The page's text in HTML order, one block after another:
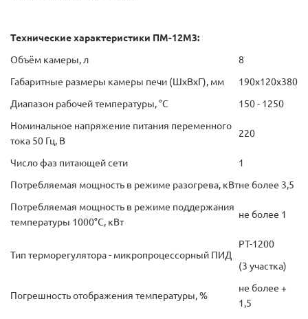
Технические характеристики ПМ-12М3:
Объём камеры, л
8
Габаритные размеры камеры печи (ШхВхГ), мм
190х120х380
Диапазон рабочей температуры, °С
150 - 1250
Номинальное напряжение питания переменного
тока 50 Гц, В
220
Число фаз питающей сети
1
Потребляемая мощность в режиме разогрева, кВтне более 3,5
Потребляемая мощность в режиме поддержания
температуры 1000°С, кВт
не более 1
Тип терморегулятора - микропроцессорный ПИД
РТ-1200
(3 участка)
Погрешность отображения температуры, %
не более +
1,5